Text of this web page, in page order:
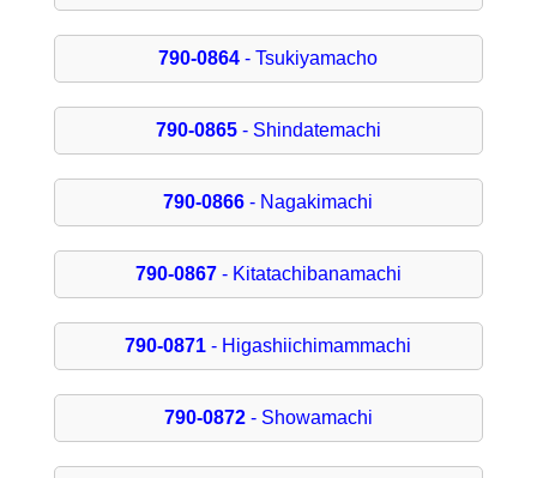
790-0864 - Tsukiyamacho
790-0865- Shindatemachi
790-0866 - Nagakimachi
790-0867- Kitatachibanamachi
790-0871 - Higashiichimammachi
790-0872- Showamachi